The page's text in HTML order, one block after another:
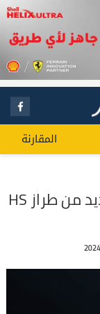
المقارنة
ام جي تستعد للكشف عن جيل جديد من طراز HS